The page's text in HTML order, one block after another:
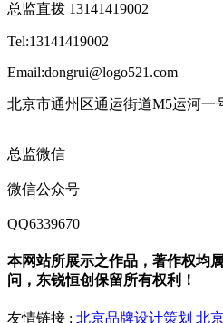
总监直拨 13141419002
Tel:13141419002
Email:dongrui@logo521.com
北京市通州区通运街道M5运河一
总监微信
微信公众号
QQ6339670
本网站所展示之作品，著作权均
问，东锐恒创保留所有权利！
友情链接 : 北京品牌设计策划 北